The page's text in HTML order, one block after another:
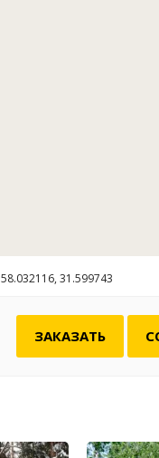
58.032116, 31.599743
ЗАКАЗАТЬ